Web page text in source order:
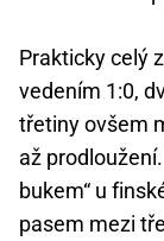
Prakticky celý
vedením 1:0,
třetiny ovšem
až
bukem“ u
pasem mezi